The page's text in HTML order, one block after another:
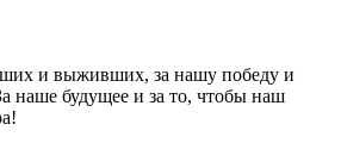
и выживших, за нашу победу и
наше будущее и за то, чтобы наш